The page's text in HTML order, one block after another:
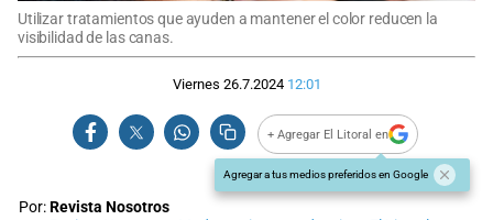
Utilizar tratamientos que ayuden a mantener el color reducen la
visibilidad de las canas.
Viernes 26.7.2024 12:01
+ Agregar El Litoral en
Agregar a tus medios preferidos en Google
Por:Revista Nosotros